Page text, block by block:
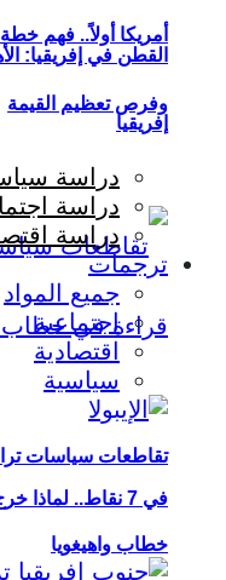
أمريكا أولاً.. فهم
إفريقيا
تقاطعات سياسات
خطاب واهيغويا
القطن في إفريقيا:
وفرص تعظيم القيمة
دراسة
دراسة
دراسة
ترجمات
جميع المواد
اجتماعية
اقتصادية
سياسية
في 7 نقاط.. لماذا خرج تفشي وباء إيبولا عن السيطرة؟